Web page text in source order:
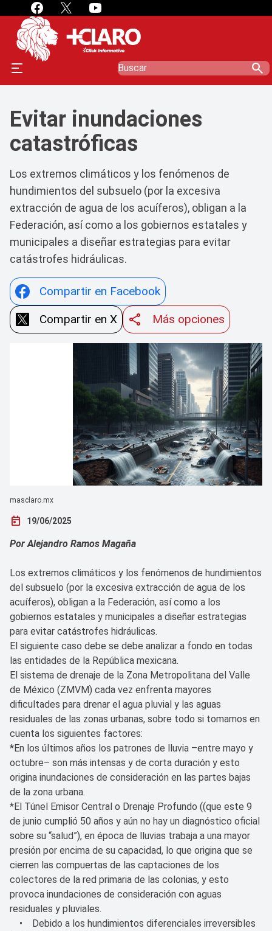
search
Evitar inundaciones
catastróficas
Los extremos climáticos y los fenómenos de
hundimientos del subsuelo (por la excesiva
extracción de agua de los acuíferos), obligan a la
Federación, así como a los gobiernos estatales y
municipales a diseñar estrategias para evitar
catástrofes hidráulicas.
Compartir en Facebook
Compartir en X
Más opciones
masclaro.mx
today 19/06/2025
Por Alejandro Ramos Magaña
Los extremos climáticos y los fenómenos de hundimientos
del subsuelo (por la excesiva extracción de agua de los
acuíferos), obligan a la Federación, así como a los
gobiernos estatales y municipales a diseñar estrategias
para evitar catástrofes hidráulicas.
El siguiente caso debe se debe analizar a fondo en todas
las entidades de la República mexicana.
El sistema de drenaje de la Zona Metropolitana del Valle
de México (ZMVM) cada vez enfrenta mayores
dificultades para drenar el agua pluvial y las aguas
residuales de las zonas urbanas, sobre todo si tomamos en
cuenta los siguientes factores:
*En los últimos años los patrones de lluvia –entre mayo y
octubre– son más intensas y de corta duración y esto
origina inundaciones de consideración en las partes bajas
de la zona urbana.
*El Túnel Emisor Central o Drenaje Profundo ((que este 9
de junio cumplió 50 años y aún no hay un diagnóstico oficial
sobre su “salud”), en época de lluvias trabaja a una mayor
presión por encima de su capacidad, lo que origina que se
cierren las compuertas de las captaciones de los
colectores de la red primaria de las colonias, y esto
provoca inundaciones de consideración con aguas
residuales y pluviales.
• Debido a los hundimientos diferenciales irreversibles